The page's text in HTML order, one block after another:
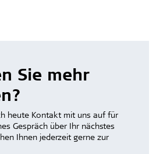
Sie mehr
heute Kontakt mit uns auf für
Gespräch über Ihr nächstes
Ihnen jederzeit gerne zur